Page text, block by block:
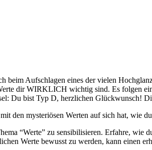
beim Aufschlagen eines der vielen
dir WIRKLICH wichtig sind. Es folgen
Du bist Typ D, herzlichen Glückwunsch!
den mysteriösen Werten auf sich hat, wie
“Werte” zu sensibilisieren. Erfahre, wie
Werte bewusst zu werden, kann einen